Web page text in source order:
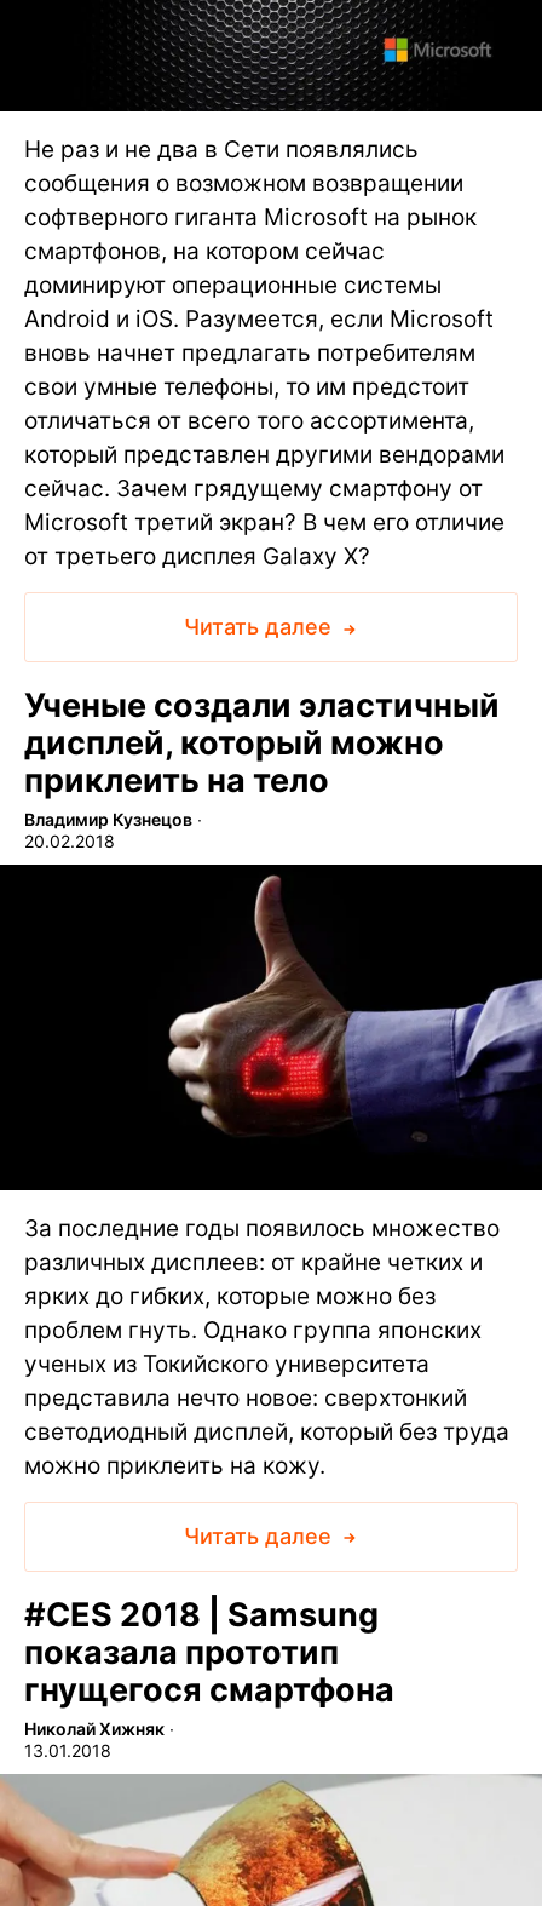
Не раз и не два в Сети появлялись
сообщения о возможном возвращении
софтверного гиганта Microsoft на рынок
смартфонов, на котором сейчас
доминируют операционные системы
Android и iOS. Разумеется, если Microsoft
вновь начнет предлагать потребителям
свои умные телефоны, то им предстоит
отличаться от всего того ассортимента,
который представлен другими вендорами
сейчас. Зачем грядущему смартфону от
Microsoft третий экран? В чем его отличие
от третьего дисплея Galaxy X?
Читать далее
Ученые создали эластичный
дисплей, который можно
приклеить на тело
Владимир Кузнецов ∙
20.02.2018
За последние годы появилось множество
различных дисплеев: от крайне четких и
ярких до гибких, которые можно без
проблем гнуть. Однако группа японских
ученых из Токийского университета
представила нечто новое: сверхтонкий
светодиодный дисплей, который без труда
можно приклеить на кожу.
Читать далее
#CES 2018 | Samsung
показала прототип
гнущегося смартфона
Николай Хижняк ∙
13.01.2018